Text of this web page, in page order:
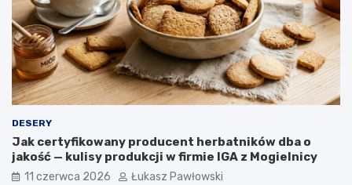
a
w
y
e
r
o
ś
l
i
n
e
w
o
g
DESERY
Jak certyfikowany producent herbatników dba o
jakość — kulisy produkcji w firmie IGA z Mogielnicy
11 czerwca 2026 Łukasz Pawłowski